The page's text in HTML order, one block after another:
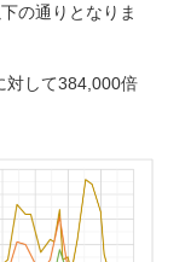
の通りとなりま
対して384,000倍